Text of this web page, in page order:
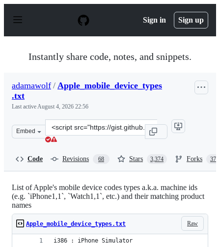
p
Sign in Sign up
Instantly share code, notes, and snippets.
adamawolf / Apple_mobile_device_types
.txt
Last activeAugust 4, 2026 22:56
Embed
Clone
this
Code Revisions 68 Stars 3,374 Forks 376
List of Apple's mobile device codes types a.k.a. machine ids
(e.g. `iPhone1,1`, `Watch1,1`, etc.) and their matching product
names
Raw
Apple_mobile_device_types.txt
i386 : iPhone Simulator